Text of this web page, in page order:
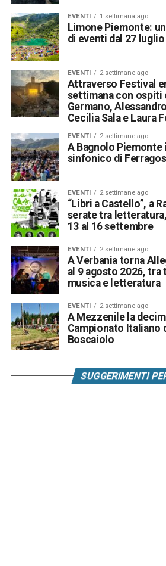
EVENTI 1 settimana ago
Limone Piemonte:
di eventi dal 27
EVENTI 2 settimane ago
Attraverso Festival
settimana con ospiti
Germano,
Cecilia Sala e Laura
EVENTI 2 settimane ago
A Bagnolo
sinfonico di
EVENTI 2 settimane ago
“Libri a Castello”, a
serate tra
13 al 16 settembre
EVENTI 2 settimane ago
A Verbania torna
al 9 agosto 2026,
musica e letteratura
EVENTI 2 settimane ago
A Mezzenile la
Campionato Italiano
Boscaiolo
SUGGERIMENTI